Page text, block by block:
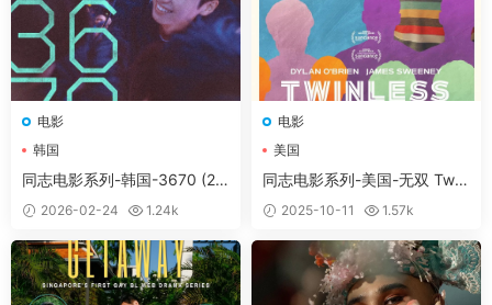
♥无法获取邮箱验证码： 如修改密码时无法收到邮箱
信息，请手动登陆您的邮箱后刷新一下，或者联系
微
信客服（tianyouwuwang）后台帮您修改。
如需求片请跳转论坛
求片区留言，如碰到问题请转论
后未获得卡号卡密：付款
面，或者到付款页顶上「订单查询」进行查询。
会员与密码获取教程
不知如何使用密码和如何获取
视频显示失败，刷新下页面即可。
♥解压方法：本网站大部分文件均采用分卷压缩，下
电影
韩国
同志电影系列-韩国-3670 (20
25)2026-02-24 1.24k
电影
美国
同志电影系列-美国-无双 Twinl
ess (2025)
2025-10-11 1.57k